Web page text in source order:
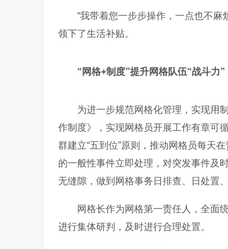
“我带着您一步步操作，一点也不
领下了生活补贴。
“网格+制度”提升网格队伍“战斗力”
为进一步规范网格化管理，实现用
作制度》，实现网格员开展工作有章可
群建立“五到位”原则，推动网格员每天
的一般性事件立即处理，对突发事件及
无缝隙，做到网格事务日排查、日处置、
网格长作为网格第一责任人，全面
进行集体研判，及时进行合理处置。